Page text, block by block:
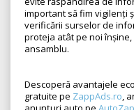
important să fim vigilenți
verificării surselor de
proteja atât pe noi
ansamblu.
Descoperă avantajele
gratuite pe ZappAds.ro,